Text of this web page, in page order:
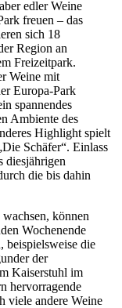
edler Weine
freuen – das
sich 18
Region an
Freizeitpark.
Weine mit
Europa-Park
spannendes
Ambiente des
Highlight spielt
Schäfer“. Einlass
diesjährigen
die bis dahin
können
Wochenende
beispielsweise die
der
Kaiserstuhl im
hervorragende
viele andere Weine